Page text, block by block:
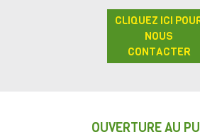
CLIQUEZ ICI
NOUS
CONTACTER
OUVERTURE AU